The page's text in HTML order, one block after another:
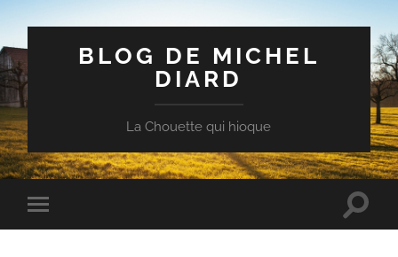
BLOG DE MICHEL
DIARD
La Chouette qui hioque
Toggle
mobile
Toggle